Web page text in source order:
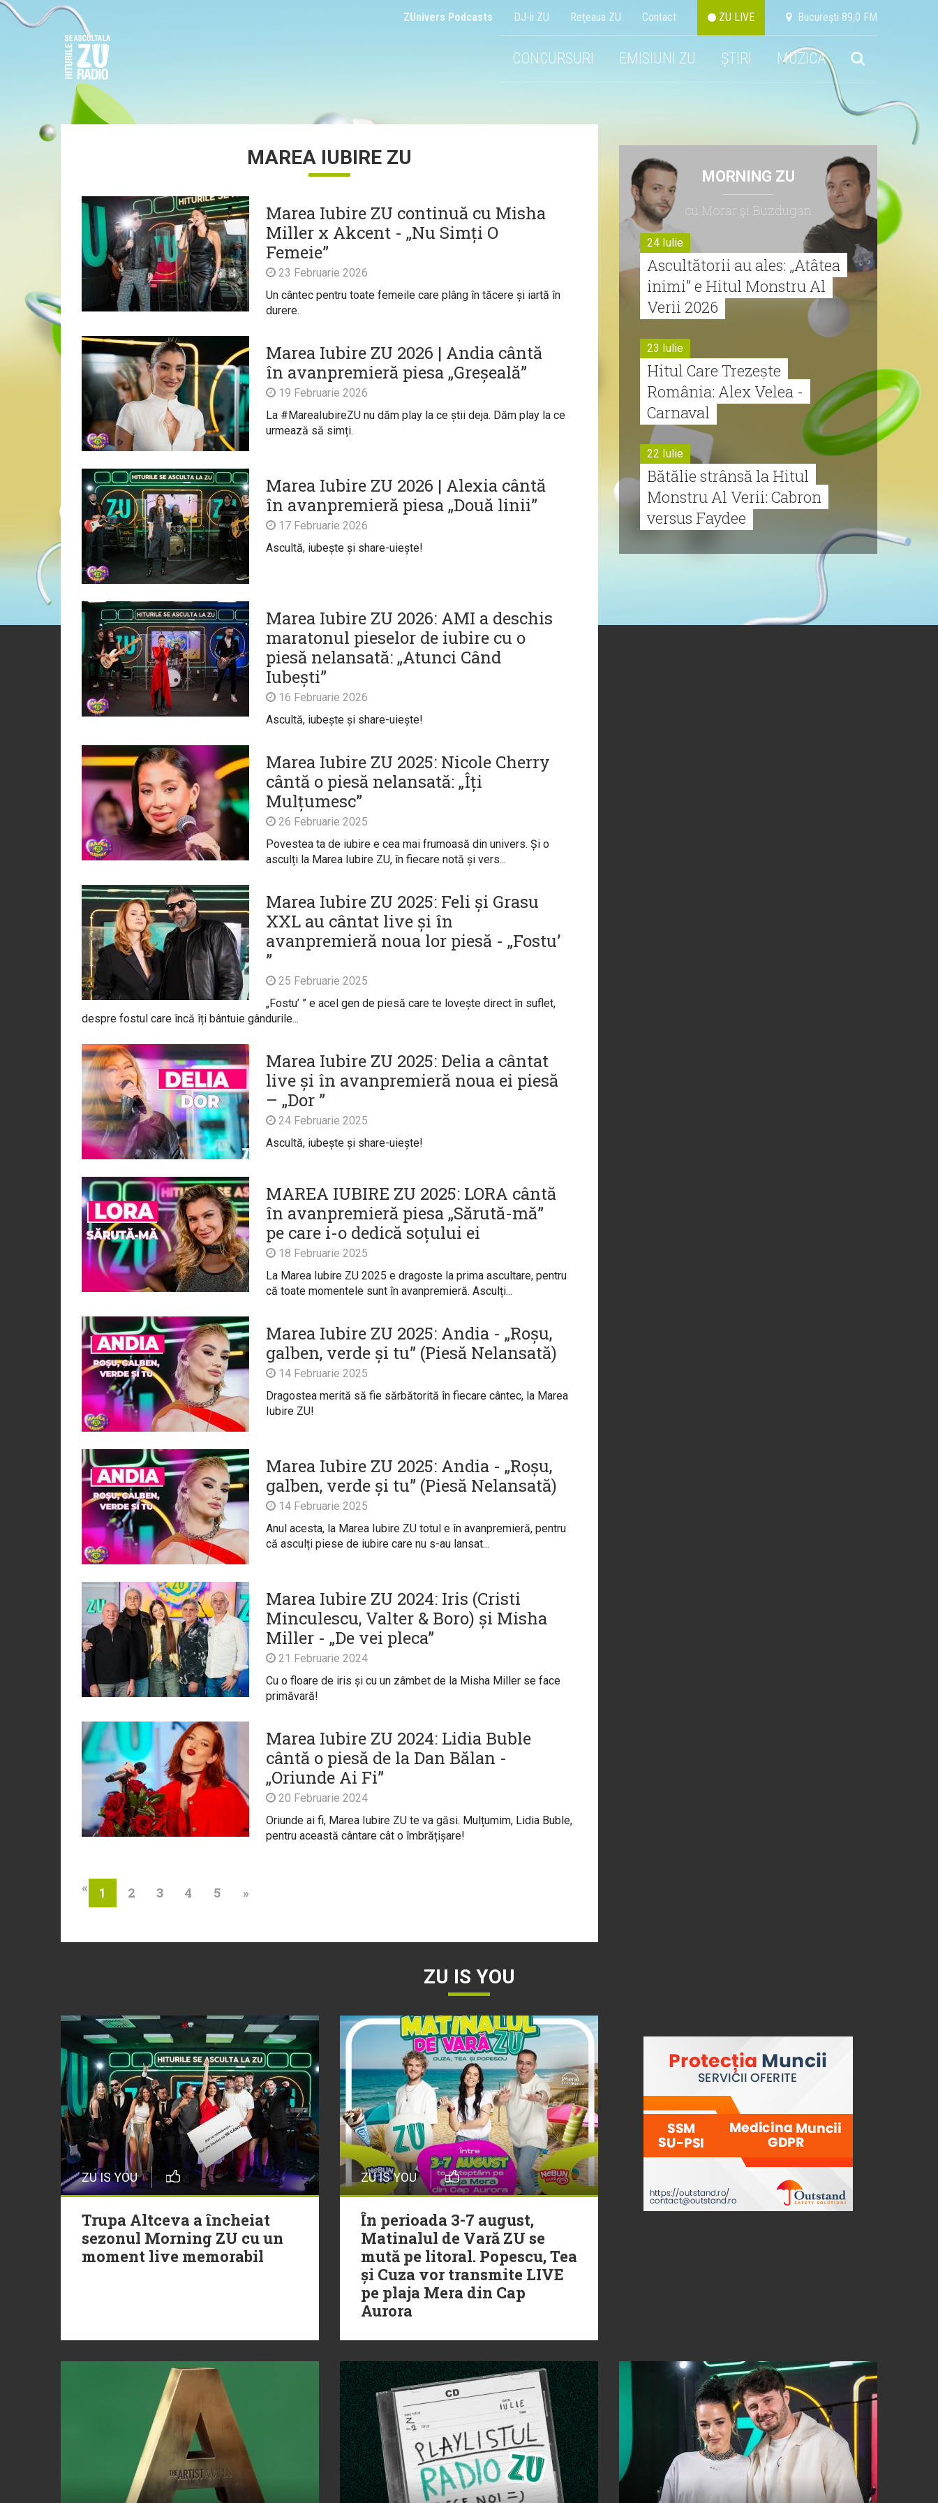
ZUnivers Podcasts DJ-ii ZU Reţeaua ZU Contact ZU LIVE Bucureşti 89,0 FM
CONCURSURI EMISIUNI ZU ȘTIRI MUZICA
MAREA IUBIRE ZU
Marea Iubire ZU continuă cu Misha
Miller x Akcent - „Nu Simți O
Femeie”
23 Februarie 2026
Un cântec pentru toate femeile care plâng în tăcere și iartă în
durere.
Marea Iubire ZU 2026 | Andia cântă
în avanpremieră piesa „Greșeală”
19 Februarie 2026
La #MareaIubireZU nu dăm play la ce știi deja. Dăm play la ce
urmează să simți.
Marea Iubire ZU 2026 | Alexia cântă
în avanpremieră piesa „Două linii”
17 Februarie 2026
Ascultă, iubește și share-uiește!
Marea Iubire ZU 2026: AMI a deschis
maratonul pieselor de iubire cu o
piesă nelansată: „Atunci Când
Iubești”
16 Februarie 2026
Ascultă, iubește și share-uiește!
Marea Iubire ZU 2025: Nicole Cherry
cântă o piesă nelansată: „Îți
Mulțumesc”
26 Februarie 2025
Povestea ta de iubire e cea mai frumoasă din univers. Și o
asculți la Marea Iubire ZU, în fiecare notă și vers...
Marea Iubire ZU 2025: Feli și Grasu
XXL au cântat live și în
avanpremieră noua lor piesă - „Fostu’
”
25 Februarie 2025
„Fostu’ ” e acel gen de piesă care te lovește direct în suflet,
despre fostul care încă îți bântuie gândurile...
Marea Iubire ZU 2025: Delia a cântat
live și în avanpremieră noua ei piesă
– „Dor ”
24 Februarie 2025
Ascultă, iubește și share-uiește!
MAREA IUBIRE ZU 2025: LORA cântă
în avanpremieră piesa „Sărută-mă”
pe care i-o dedică soțului ei
18 Februarie 2025
La Marea Iubire ZU 2025 e dragoste la prima ascultare, pentru
că toate momentele sunt în avanpremieră. Asculți...
Marea Iubire ZU 2025: Andia - „Roșu,
galben, verde și tu” (Piesă Nelansată)
14 Februarie 2025
Dragostea merită să fie sărbătorită în fiecare cântec, la Marea
Iubire ZU!
Marea Iubire ZU 2025: Andia - „Roșu,
galben, verde și tu” (Piesă Nelansată)
14 Februarie 2025
Anul acesta, la Marea Iubire ZU totul e în avanpremieră, pentru
că asculți piese de iubire care nu s-au lansat...
Marea Iubire ZU 2024: Iris (Cristi
Minculescu, Valter & Boro) și Misha
Miller - „De vei pleca”
21 Februarie 2024
Cu o floare de iris și cu un zâmbet de la Misha Miller se face
primăvară!
Marea Iubire ZU 2024: Lidia Buble
cântă o piesă de la Dan Bălan -
„Oriunde Ai Fi”
20 Februarie 2024
Oriunde ai fi, Marea Iubire ZU te va găsi. Mulțumim, Lidia Buble,
pentru această cântare cât o îmbrățișare!
« 1 2 3 4 5 »
MORNING ZU
cu Morar şi Buzdugan
24 Iulie
Ascultătorii au ales: „Atâtea
inimi” e Hitul Monstru Al
Verii 2026
23 Iulie
Hitul Care Trezește
România: Alex Velea -
Carnaval
22 Iulie
Bătălie strânsă la Hitul
Monstru Al Verii: Cabron
versus Faydee
Monstru al Verii
ZU IS YOU
ZU IS YOU
Trupa Altceva a încheiat
sezonul Morning ZU cu un
moment live memorabil
ZU IS YOU
În perioada 3-7 august,
Matinalul de Vară ZU se
mută pe litoral. Popescu, Tea
și Cuza vor transmite LIVE
pe plaja Mera din Cap
Aurora